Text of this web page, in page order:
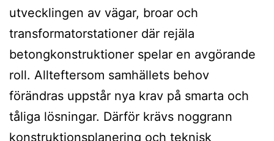
utvecklingen av vägar, broar och
transformatorstationer där rejäla
betongkonstruktioner spelar en avgörande
roll. Allteftersom samhällets behov
förändras uppstår nya krav på smarta och
tåliga lösningar. Därför krävs noggrann
konstruktionsplanering och teknisk